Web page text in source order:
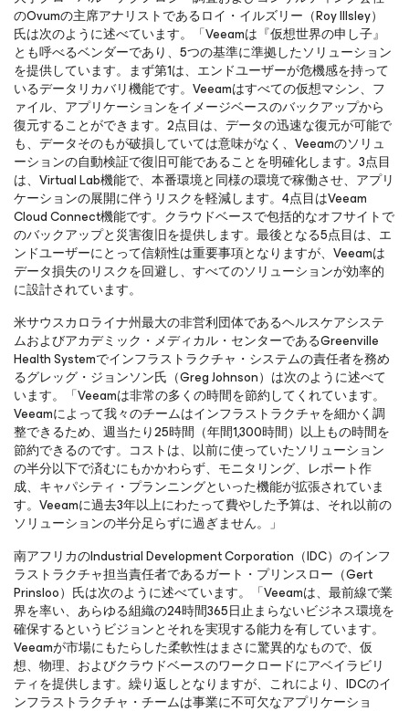
のOvumの主席アナリストであるロイ・イルズリー（Roy Illsley）
氏は次のように述べています。「Veeamは『仮想世界の申し子』
とも呼べるベンダーであり、5つの基準に準拠したソリューション
を提供しています。まず第1は、エンドユーザーが危機感を持って
いるデータリカバリ機能です。Veeamはすべての仮想マシン、フ
ァイル、アプリケーションをイメージベースのバックアップから
復元することができます。2点目は、データの迅速な復元が可能で
も、データそのもが破損していては意味がなく、Veeamのソリュ
ーションの自動検証で復旧可能であることを明確化します。3点目
は、Virtual Lab機能で、本番環境と同様の環境で稼働させ、アプリ
ケーションの展開に伴うリスクを軽減します。4点目はVeeam
Cloud Connect機能です。クラウドベースで包括的なオフサイトで
のバックアップと災害復旧を提供します。最後となる5点目は、エ
ンドユーザーにとって信頼性は重要事項となりますが、Veeamは
データ損失のリスクを回避し、すべてのソリューションが効率的
に設計されています。
米サウスカロライナ州最大の非営利団体であるヘルスケアシステ
ムおよびアカデミック・メディカル・センターであるGreenville
Health Systemでインフラストラクチャ・システムの責任者を務め
るグレッグ・ジョンソン氏（Greg Johnson）は次のように述べて
います。「Veeamは非常の多くの時間を節約してくれています。
Veeamによって我々のチームはインフラストラクチャを細かく調
整できるため、週当たり25時間（年間1,300時間）以上もの時間を
節約できるのです。コストは、以前に使っていたソリューション
の半分以下で済むにもかかわらず、モニタリング、レポート作
成、キャパシティ・プランニングといった機能が拡張されていま
す。Veeamに過去3年以上にわたって費やした予算は、それ以前の
ソリューションの半分足らずに過ぎません。」
南アフリカのIndustrial Development Corporation（IDC）のインフ
ラストラクチャ担当責任者であるガート・プリンスロー（Gert
Prinsloo）氏は次のように述べています。「Veeamは、最前線で業
界を率い、あらゆる組織の24時間365日止まらないビジネス環境を
確保するというビジョンとそれを実現する能力を有しています。
Veeamが市場にもたらした柔軟性はまさに驚異的なもので、仮
想、物理、およびクラウドベースのワークロードにアベイラビリ
ティを提供します。繰り返しとなりますが、これにより、IDCのイ
ンフラストラクチャ・チームは事業に不可欠なアプリケーショ